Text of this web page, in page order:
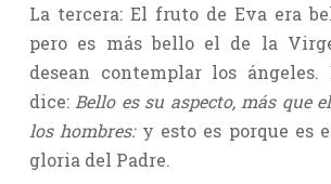
La tercera: El fruto de Eva era
pero es más bello el de la
desean contemplar los ángeles.
dice: Bello es su aspecto, más que
los hombres: y esto es porque es
gloria del Padre.